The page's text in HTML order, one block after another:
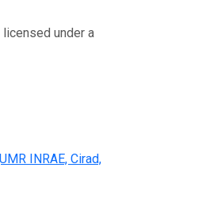
under a
INRAE, Cirad,